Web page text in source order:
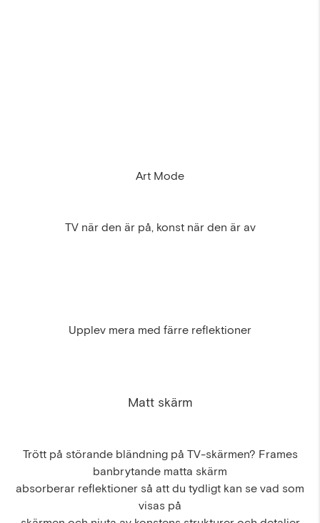
Art Mode
TV när den är på, konst när den är av
Upplev mera med färre reflektioner
Matt skärm
Trött på störande bländning på TV-skärmen? Frames
banbrytande matta skärm
absorberar reflektioner så att du tydligt kan se vad som
visas på